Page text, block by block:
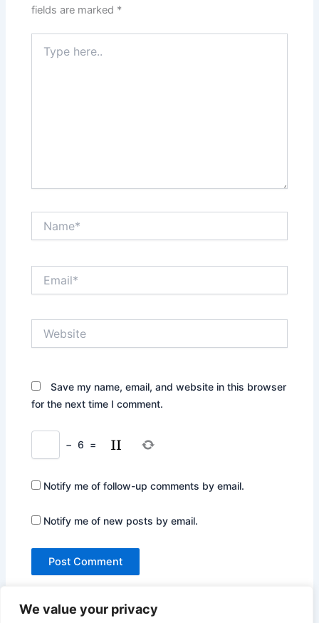
We value your privacy
fields are marked *
here..
Save my name, email, and website in this browser
for the next time I comment.
− 6 =
Notify me of follow-up comments by email.
Notify me of new posts by email.